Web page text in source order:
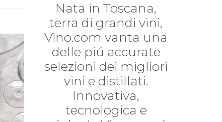
Nata in Toscana,
terra di grandi vini,
Vino.com vanta una
delle piú accurate
selezioni dei migliori
vini e distillati.
Innovativa,
tecnologica e